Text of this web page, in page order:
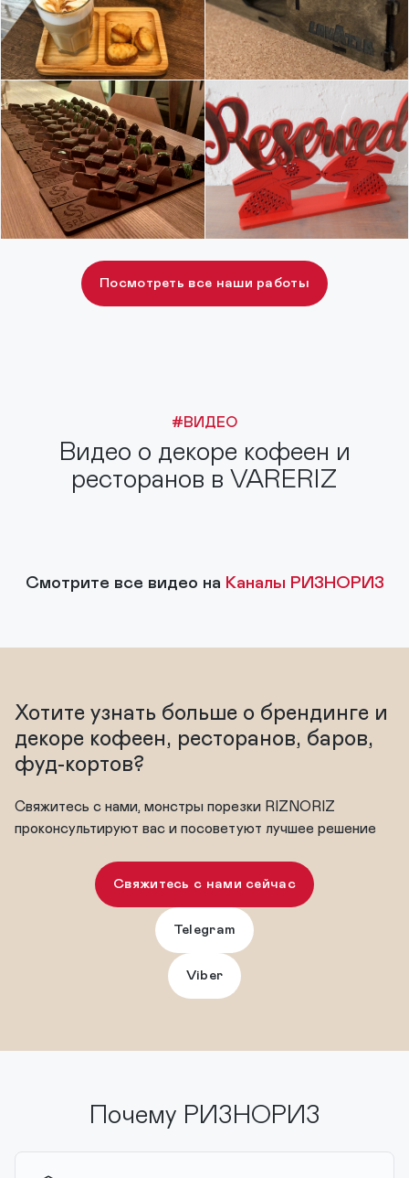
Посмотреть все наши работы
#ВИДЕО
Видео о декоре кофеен и
ресторанов в VARERIZ
Смотрите все видео на Каналы РИЗНОРИЗ
Хотите узнать больше о брендинге и
декоре кофеен, ресторанов, баров,
фуд-кортов?
Свяжитесь с нами, монстры порезки RIZNORIZ
проконсультируют вас и посоветуют лучшее решение
Свяжитесь с нами сейчас
Telegram
Viber
Почему РИЗНОРИЗ